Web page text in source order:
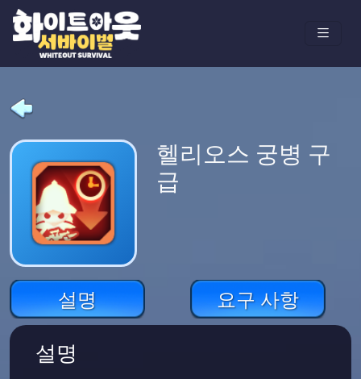
헬리오스 궁병 구
급
설명 요구 사항
설명